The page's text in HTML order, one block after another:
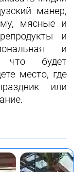
манер,
мясные и
и
и
что будет
место, где
или